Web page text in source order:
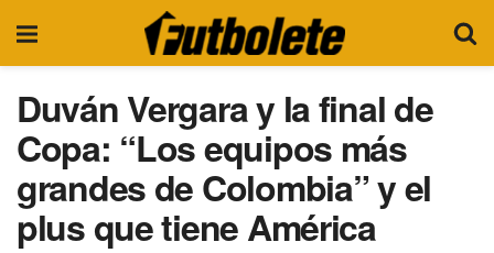
Duván Vergara y la final de
Copa: “Los equipos más
grandes de Colombia” y el
plus que tiene América